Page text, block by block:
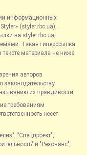
информационных
(styler.rbc.ua),
на styler.rbc.ua,
Такая гиперссылка
материала не ниже
авторов
законодательству
их правдивости.
требованиям
несет
"Спецпроект",
и "Резонанс",